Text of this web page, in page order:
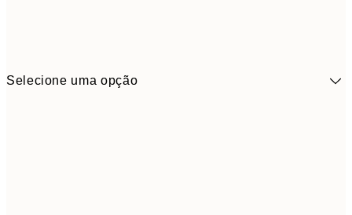
Selecione uma opção